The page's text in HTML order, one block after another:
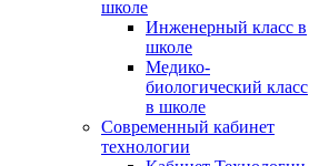
школе
Инженерный класс в
школе
Медико-
биологический класс
в школе
Современный кабинет
технологии